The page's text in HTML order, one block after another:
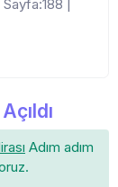
|
Adım adım